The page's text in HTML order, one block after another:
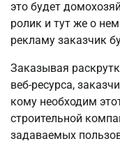
это будет
ролик и тут же о
рекламу заказчик
Заказывая
веб-ресурса,
кому необходим
строительной
задаваемых